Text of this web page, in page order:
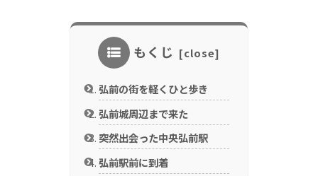
もくじ
弘前の街を軽くひと歩き
弘前城周辺まで来た
突然出会った中央弘前駅
弘前駅前に到着